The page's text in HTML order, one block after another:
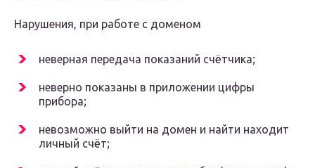
Нарушения, при работе с доменом
неверная передача показаний счётчика;
неверно показаны в приложении цифры
прибора;
невозможно выйти на домен и найти находит
личный счёт;